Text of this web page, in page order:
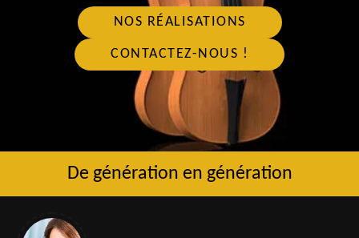
NOS RÉALISATIONS
CONTACTEZ-NOUS !
De génération en génération